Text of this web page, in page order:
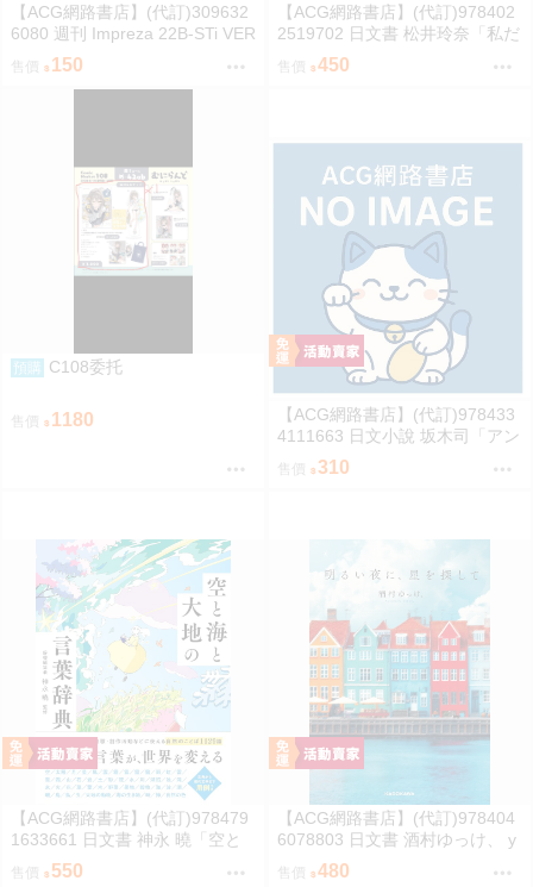
【ACG網路書店】(代訂)309632
6080 週刊 Impreza 22B-STi VER
SION をつくる (1) 創刊號
150
【ACG網路書店】(代訂)978402
2519702 日文書 松井玲奈「私だ
けの水槽」
450
預購 C108委托
售價 1180
【ACG網路書店】(代訂)978433
4111663 日文小說 坂木司「アン
と幸福」
售價 310
【ACG網路書店】(代訂)978479
1633661 日文書 神永 曉「空と
海と大地の言葉辞典」
550
【ACG網路書店】(代訂)978404
6078803 日文書 酒村ゆっけ、 y
ukke sakamura「明るい夜に、
星を探して」
480